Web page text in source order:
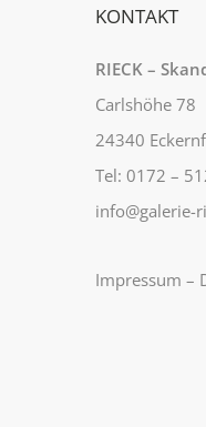
KONTAKT
RIECK –
Carlshöhe 78
24340
Tel: 0172 –
info@galerie-
Impressum –